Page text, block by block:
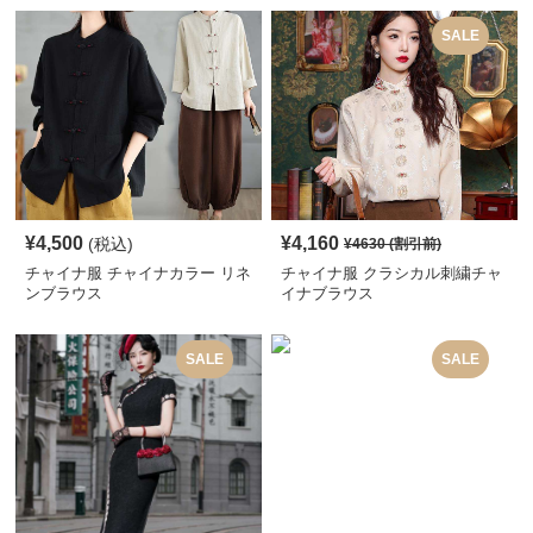
¥4,500 (税込)
チャイナ服 チャイナカラー リネ
ンブラウス
SALE
¥4,160 ¥4630(割引前)
チャイナ服 クラシカル刺繍チャ
イナブラウス
SALE SALE